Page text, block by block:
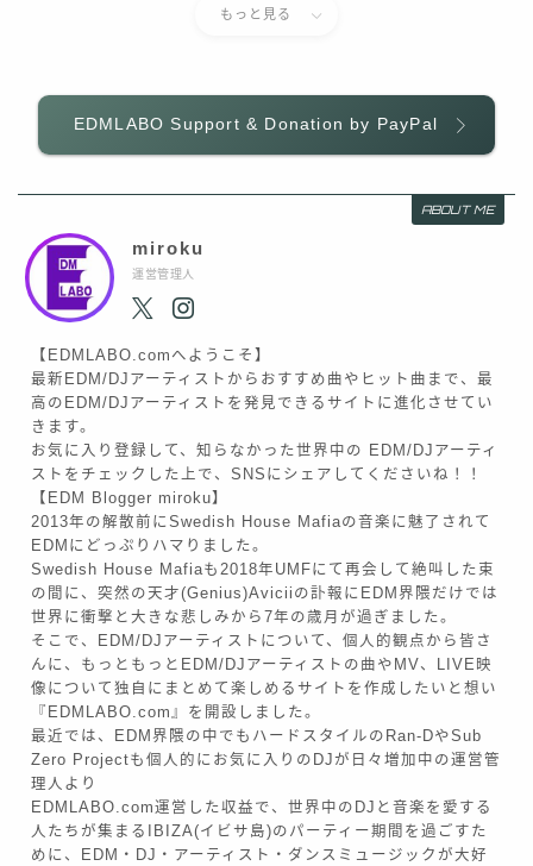
もっと見る
EDMLABO Support & Donation by PayPal
ABOUT ME
miroku
運営管理人
【EDMLABO.comへようこそ】
最新EDM/DJアーティストからおすすめ曲やヒット曲まで、最
高のEDM/DJアーティストを発見できるサイトに進化させてい
きます。
お気に入り登録して、知らなかった世界中の EDM/DJアーティ
ストをチェックした上で、SNSにシェアしてくださいね！！
【EDM Blogger miroku】
2013年の解散前にSwedish House Mafiaの音楽に魅了されて
EDMにどっぷりハマりました。
Swedish House Mafiaも2018年UMFにて再会して絶叫した束
の間に、突然の天才(Genius)Aviciiの訃報にEDM界隈だけでは
世界に衝撃と大きな悲しみから7年の歳月が過ぎました。
そこで、EDM/DJアーティストについて、個人的観点から皆さ
んに、もっともっとEDM/DJアーティストの曲やMV、LIVE映
像について独自にまとめて楽しめるサイトを作成したいと想い
『EDMLABO.com』を開設しました。
最近では、EDM界隈の中でもハードスタイルのRan-DやSub
Zero Projectも個人的にお気に入りのDJが日々増加中の運営管
理人より
EDMLABO.com運営した収益で、世界中のDJと音楽を愛する
人たちが集まるIBIZA(イビサ島)のパーティー期間を過ごすた
めに、EDM・DJ・アーティスト・ダンスミュージックが大好